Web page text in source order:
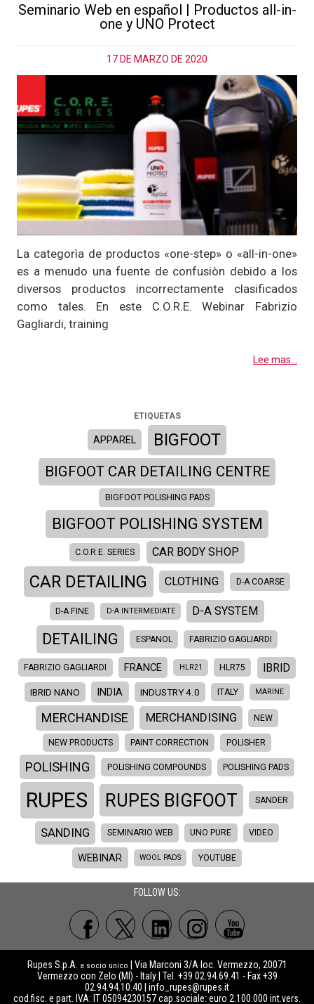
Seminario Web en español | Productos all-in-
one y UNO Protect
17 DE MARZO DE 2020
La categorìa de productos «one-step» o «all-in-one»
es a menudo una fuente de confusiòn debido a los
diversos productos incorrectamente clasificados
como tales. En este C.O.R.E. Webinar Fabrizio
Gagliardi, training
Lee mas...
ETIQUETAS
APPAREL BIGFOOT
BIGFOOT CAR DETAILING CENTRE
BIGFOOT POLISHING PADS
BIGFOOT POLISHING SYSTEM
C.O.R.E. SERIES CAR BODY SHOP
CAR DETAILING CLOTHING D-A COARSE
D-A FINE D-A INTERMEDIATE D-A SYSTEM
DETAILING ESPANOL FABRIZIO GAGLIARDI
FABRIZIO GAGLIARDI FRANCE HLR21 HLR75 IBRID
IBRID NANO INDIA INDUSTRY 4.0 ITALY MARINE
MERCHANDISE MERCHANDISING NEW
NEW PRODUCTS PAINT CORRECTION POLISHER
POLISHING POLISHING COMPOUNDS POLISHING PADS
RUPES RUPES BIGFOOT SANDER
SANDING SEMINARIO WEB UNO PURE VIDEO
WEBINAR WOOL PADS YOUTUBE
FOLLOW US:
Rupes S.p.A. a socio unico
| Via Marconi 3/A loc. Vermezzo, 20071
Vermezzo con Zelo (MI) - Italy | Tel. +39 02.94.69.41 - Fax +39
02.94.94.10.40 | info_rupes@rupes.it
cod.fisc. e part. IVA: IT 05094230157 cap.sociale: euro 2.100.000 int.vers.